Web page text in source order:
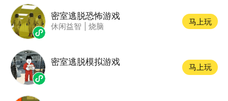
密室逃脱恐怖游戏
休闲益智 烧脑
马上玩
密室逃脱模拟游戏
马上玩